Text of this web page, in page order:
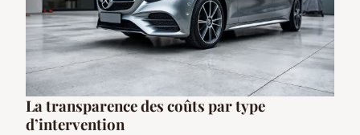
La transparence des coûts par type
d’intervention